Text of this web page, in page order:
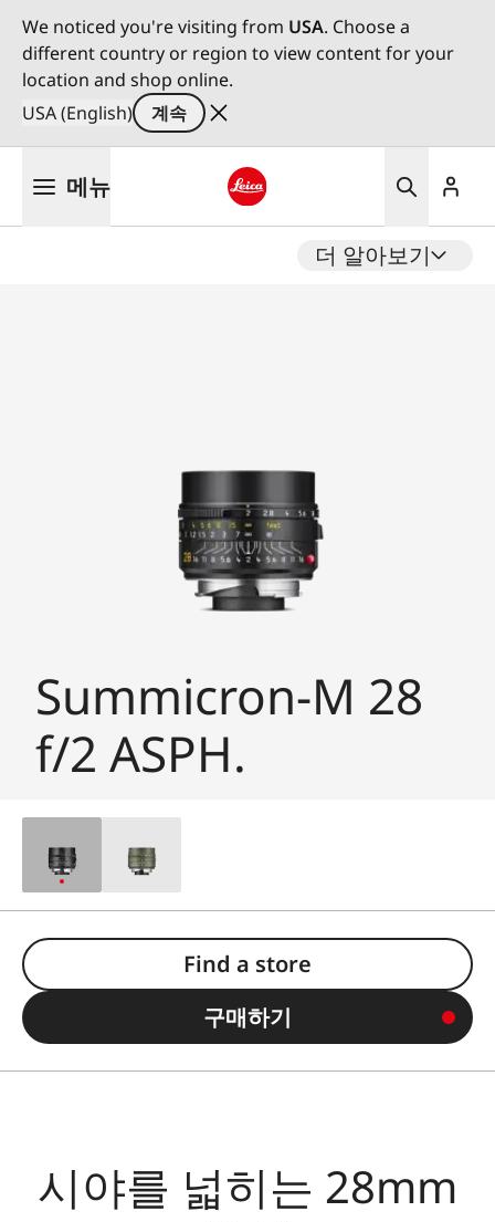
We noticed you're visiting from USA. Choose a
different country or region to view content for your
location and shop online.
USA (English)
계속
메뉴
더 알아보기
Summicron-M 28
f/2 ASPH.
Find a store
구매하기
시야를 넓히는 28mm